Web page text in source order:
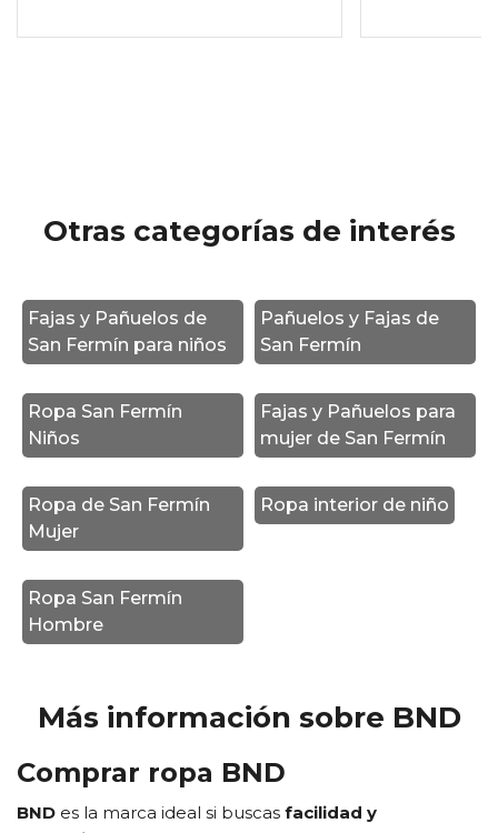
Otras categorías de interés
Fajas y Pañuelos de
San Fermín para niños
Pañuelos y Fajas de
San Fermín
Ropa San Fermín
Niños
Fajas y Pañuelos para
mujer de San Fermín
Ropa de San Fermín
Mujer
Ropa interior de niño
Ropa San Fermín
Hombre
Más información sobre BND
Comprar ropa BND
BND es la marca ideal si buscas facilidad y